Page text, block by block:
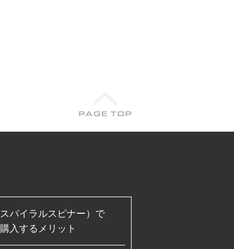
パイラルスピナー）で
購入するメリット